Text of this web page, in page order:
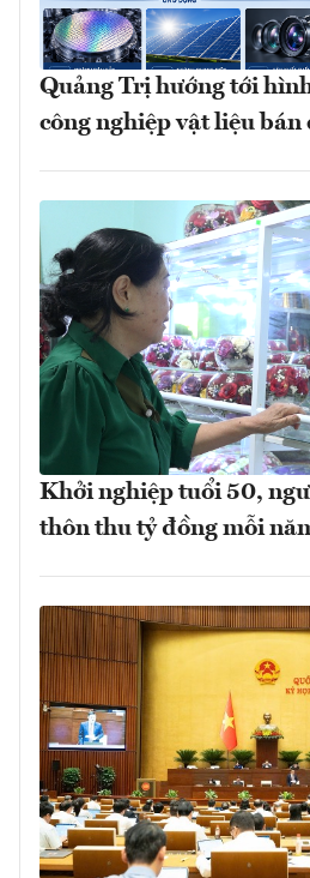
Quảng Trị hướng tới
công nghiệp vật liệu bán
Khởi nghiệp tuổi 50,
thôn thu tỷ đồng mỗi